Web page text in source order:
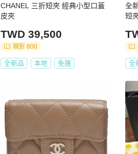
CHANEL 三折短夾 經典小型口蓋
皮夾
TWD 39,500
現折 800
全新品 本地 免運
全
短
全